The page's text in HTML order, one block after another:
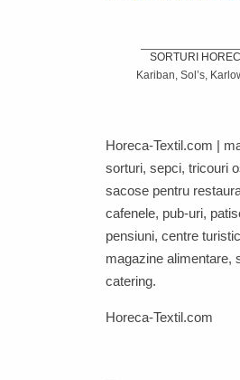
SORTURI
Kariban, Sol’s,
Horeca-Textil.com |
sorturi, sepci, tricouri
sacose pentru
cafenele, pub-uri,
pensiuni, centre
magazine alimentare,
catering.
Horeca-Textil.com